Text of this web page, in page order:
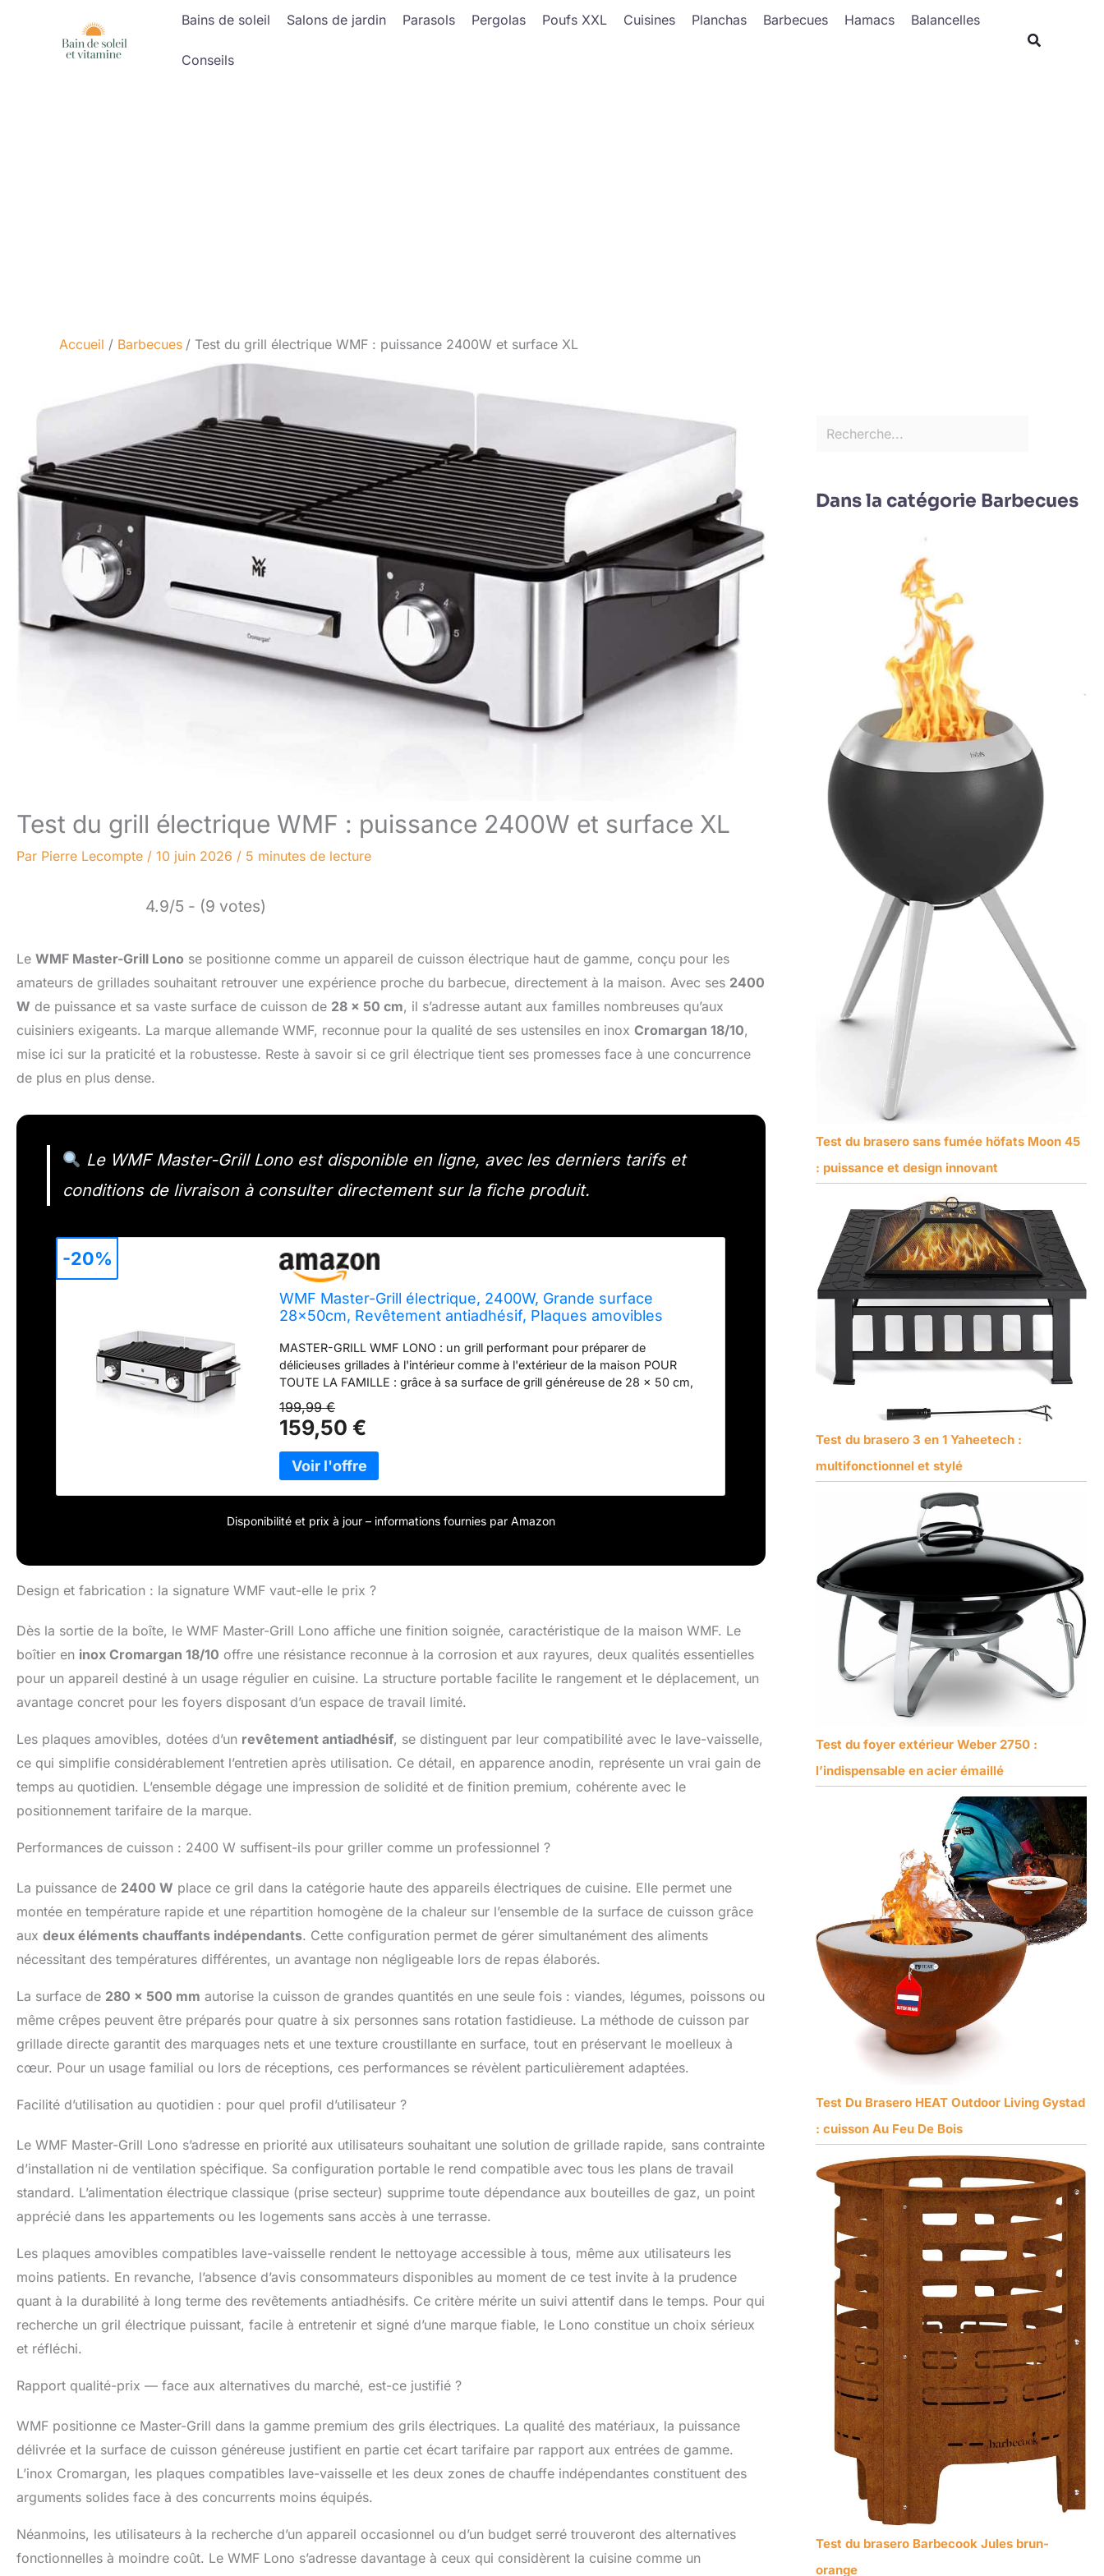
Bains de soleil Salons de jardin Parasols Pergolas Poufs XXL Cuisines Planchas Barbecues Hamacs Balancelles
Conseils
Accueil Barbecues Test du grill électrique WMF : puissance 2400W et surface XL
Test du grill électrique WMF : puissance 2400W et surface XL
Par Pierre Lecompte / 10 juin 2026 / 5 minutes de lecture
4.9/5 - (9 votes)
Le WMF Master-Grill Lono se positionne comme un appareil de cuisson électrique haut de gamme, conçu pour les
amateurs de grillades souhaitant retrouver une expérience proche du barbecue, directement à la maison. Avec ses 2400
W de puissance et sa vaste surface de cuisson de 28 x 50 cm, il s’adresse autant aux familles nombreuses qu’aux
cuisiniers exigeants. La marque allemande WMF, reconnue pour la qualité de ses ustensiles en inox Cromargan 18/10,
mise ici sur la praticité et la robustesse. Reste à savoir si ce gril électrique tient ses promesses face à une concurrence
de plus en plus dense.
Le WMF Master-Grill Lono est disponible en ligne, avec les derniers tarifs et
conditions de livraison à consulter directement sur la fiche produit.
WMF Master-Grill électrique, 2400W, Grande surface
28x50cm, Revêtement antiadhésif, Plaques amovibles
0415280011
MASTER-GRILL WMF LONO : un grill performant pour préparer de
délicieuses grillades à l'intérieur comme à l'extérieur de la maison POUR
TOUTE LA FAMILLE : grâce à sa surface de grill généreuse de 28 x 50 cm,
ses 2 plaques de cuisson sont réglables séparément grâce aux 2
thermostats indépendants avec éclairage LEDMATERIAUX DE HAUTE
QUALITE : deux plaques en fonte d’aluminium s’insérant et se retirant en
appuyant sur un bouton, avec un revêtement antiadhésif robuste et des
éléments chauffants intégrés GARANTIE : WMF vous offre une garantie de 2
en Cromargan, Inox 18/10 de haute qualité, marque déposée et exclusive de
199,99 €
159,50 €
-20%
Disponibilité et prix à jour – informations fournies par Amazon
Design et fabrication : la signature WMF vaut-elle le prix ?
Dès la sortie de la boîte, le WMF Master-Grill Lono affiche une finition soignée, caractéristique de la maison WMF. Le
boîtier en inox Cromargan 18/10 offre une résistance reconnue à la corrosion et aux rayures, deux qualités essentielles
pour un appareil destiné à un usage régulier en cuisine. La structure portable facilite le rangement et le déplacement, un
avantage concret pour les foyers disposant d’un espace de travail limité.
Les plaques amovibles, dotées d’un revêtement antiadhésif, se distinguent par leur compatibilité avec le lave-vaisselle,
ce qui simplifie considérablement l’entretien après utilisation. Ce détail, en apparence anodin, représente un vrai gain de
temps au quotidien. L’ensemble dégage une impression de solidité et de finition premium, cohérente avec le
positionnement tarifaire de la marque.
Performances de cuisson : 2400 W suffisent-ils pour griller comme un professionnel ?
La puissance de 2400 W place ce gril dans la catégorie haute des appareils électriques de cuisine. Elle permet une
montée en température rapide et une répartition homogène de la chaleur sur l’ensemble de la surface de cuisson grâce
aux deux éléments chauffants indépendants. Cette configuration permet de gérer simultanément des aliments
nécessitant des températures différentes, un avantage non négligeable lors de repas élaborés.
La surface de 280 x 500 mm autorise la cuisson de grandes quantités en une seule fois : viandes, légumes, poissons ou
même crêpes peuvent être préparés pour quatre à six personnes sans rotation fastidieuse. La méthode de cuisson par
grillade directe garantit des marquages nets et une texture croustillante en surface, tout en préservant le moelleux à
cœur. Pour un usage familial ou lors de réceptions, ces performances se révèlent particulièrement adaptées.
Facilité d’utilisation au quotidien : pour quel profil d’utilisateur ?
Le WMF Master-Grill Lono s’adresse en priorité aux utilisateurs souhaitant une solution de grillade rapide, sans contrainte
d’installation ni de ventilation spécifique. Sa configuration portable le rend compatible avec tous les plans de travail
standard. L’alimentation électrique classique (prise secteur) supprime toute dépendance aux bouteilles de gaz, un point
apprécié dans les appartements ou les logements sans accès à une terrasse.
Les plaques amovibles compatibles lave-vaisselle rendent le nettoyage accessible à tous, même aux utilisateurs les
moins patients. En revanche, l’absence d’avis consommateurs disponibles au moment de ce test invite à la prudence
quant à la durabilité à long terme des revêtements antiadhésifs. Ce critère mérite un suivi attentif dans le temps. Pour qui
recherche un gril électrique puissant, facile à entretenir et signé d’une marque fiable, le Lono constitue un choix sérieux
et réfléchi.
Rapport qualité-prix — face aux alternatives du marché, est-ce justifié ?
WMF positionne ce Master-Grill dans la gamme premium des grils électriques. La qualité des matériaux, la puissance
délivrée et la surface de cuisson généreuse justifient en partie cet écart tarifaire par rapport aux entrées de gamme.
L’inox Cromargan, les plaques compatibles lave-vaisselle et les deux zones de chauffe indépendantes constituent des
arguments solides face à des concurrents moins équipés.
Néanmoins, les utilisateurs à la recherche d’un appareil occasionnel ou d’un budget serré trouveront des alternatives
fonctionnelles à moindre coût. Le WMF Lono s’adresse davantage à ceux qui considèrent la cuisine comme un
Rechercher
Dans la catégorie Barbecues
Test du brasero sans fumée höfats Moon 45
: puissance et design innovant
Test du brasero 3 en 1 Yaheetech :
multifonctionnel et stylé
Test du foyer extérieur Weber 2750 :
l’indispensable en acier émaillé
Test Du Brasero HEAT Outdoor Living Gystad
: cuisson Au Feu De Bois
Test du brasero Barbecook Jules brun-
orange